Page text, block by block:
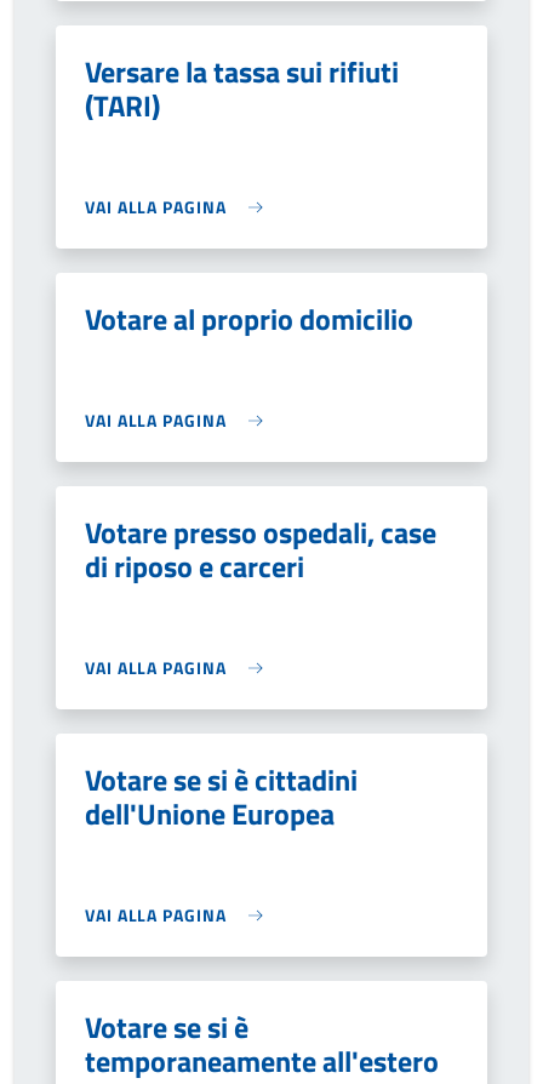
Versare la tassa sui rifiuti
(TARI)
VAI ALLA PAGINA
Votare al proprio domicilio
VAI ALLA PAGINA
Votare presso ospedali, case
di riposo e carceri
VAI ALLA PAGINA
Votare se si è cittadini
dell'Unione Europea
VAI ALLA PAGINA
Votare se si è
temporaneamente all'estero